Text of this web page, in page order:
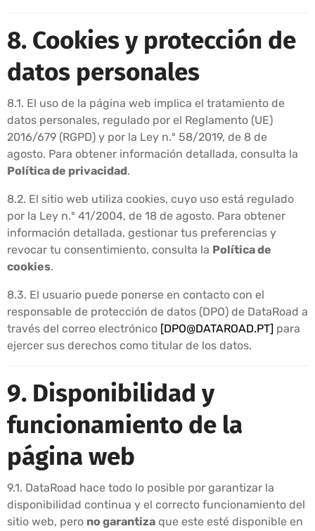
8. Cookies y protección de
datos personales
8.1. El uso de la página web implica el tratamiento de
datos personales, regulado por el Reglamento (UE)
2016/679 (RGPD) y por la Ley n.º 58/2019, de 8 de
agosto. Para obtener información detallada, consulta la
Política de privacidad.
8.2. El sitio web utiliza cookies, cuyo uso está regulado
por la Ley n.º 41/2004, de 18 de agosto. Para obtener
información detallada, gestionar tus preferencias y
revocar tu consentimiento, consulta la Política de
cookies.
8.3. El usuario puede ponerse en contacto con el
responsable de protección de datos (DPO) de DataRoad a
través del correo electrónico [DPO@DATAROAD.PT] para
ejercer sus derechos como titular de los datos.
9. Disponibilidad y
funcionamiento de la
página web
9.1. DataRoad hace todo lo posible por garantizar la
disponibilidad continua y el correcto funcionamiento del
sitio web, pero no garantiza que este esté disponible en